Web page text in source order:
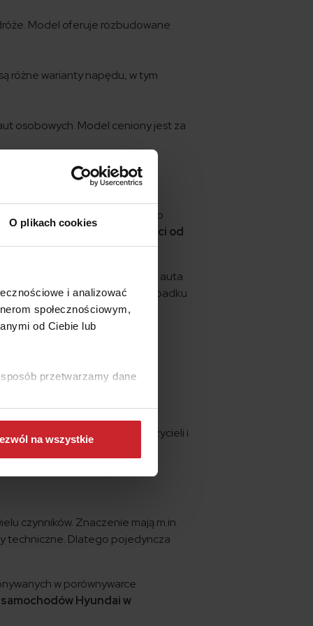
O plikach cookies
i analizować
społecznościowym,
od Ciebie lub
przetwarzamy dane
na wszystkie
Model oferuje rozbudowane
różne warianty napędu, w tym
osobowych. Model ceniony jest za
z pojazdem, jak i z jego
może się różnić w zależności od
miejsce użytkowania auta
oraz wersja silnikowa. W przypadku
polisy:
oferty różnych ubezpieczycieli i
czynników. Znaczenie mają m.in.
techniczne. Dlatego pojedyncza
w porównywarce
Hyundai w